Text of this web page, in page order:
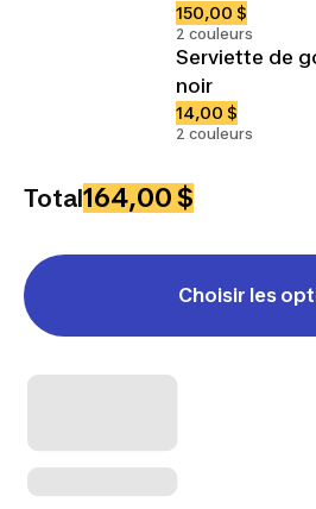
150,00 $
2 couleurs
Serviette de
noir
14,00 $
2 couleurs
Total164,00 $
Choisir les